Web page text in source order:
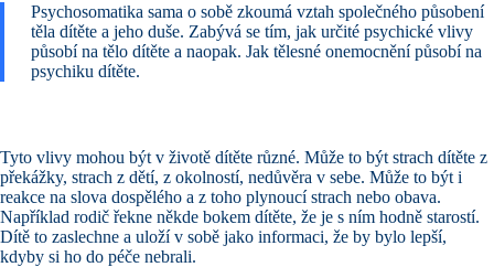
Psychosomatika sama o sobě zkoumá vztah společného působení
těla dítěte a jeho duše. Zabývá se tím, jak určité psychické vlivy
působí na tělo dítěte a naopak. Jak tělesné onemocnění působí na
psychiku dítěte.
Tyto vlivy mohou být v životě dítěte různé. Může to být strach dítěte z
překážky, strach z dětí, z okolností, nedůvěra v sebe. Může to být i
reakce na slova dospělého a z toho plynoucí strach nebo obava.
Například rodič řekne někde bokem dítěte, že je s ním hodně starostí.
Dítě to zaslechne a uloží v sobě jako informaci, že by bylo lepší,
kdyby si ho do péče nebrali.